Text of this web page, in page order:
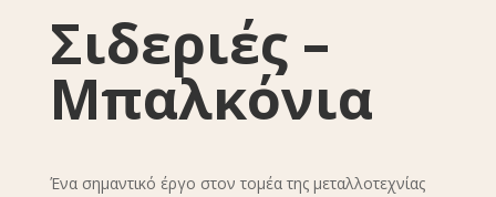
Σιδεριές –
Μπαλκόνια
Ένα σημαντικό έργο στον τομέα της μεταλλοτεχνίας